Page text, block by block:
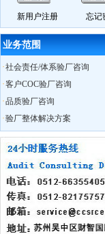
知培训
6月13日如皋**数码
Best
历年来最好成绩
6月13日海门**时装
6月13日南通**服饰
6月13日如东**时装ICTI
证
证书
热烈祝贺我公司员工
ISO外审员资格证书
6月29日我公司CSR研讨
10月28日苏州XX服饰在
通过BSCI认证，被审核
优服装工厂
10月29日苏州奥地特企业
限公司，召开公司大会公
绩，累计辅导企业322家
率95%
新用户注册 忘记
业务范围
·社会责任/体系验厂咨询
·客户COC验厂咨询
·品质验厂咨询
·验厂整体解决方案